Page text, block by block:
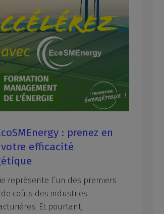
: prenez en
efficacité
représente l’un des premiers
coûts des industries
Et pourtant,